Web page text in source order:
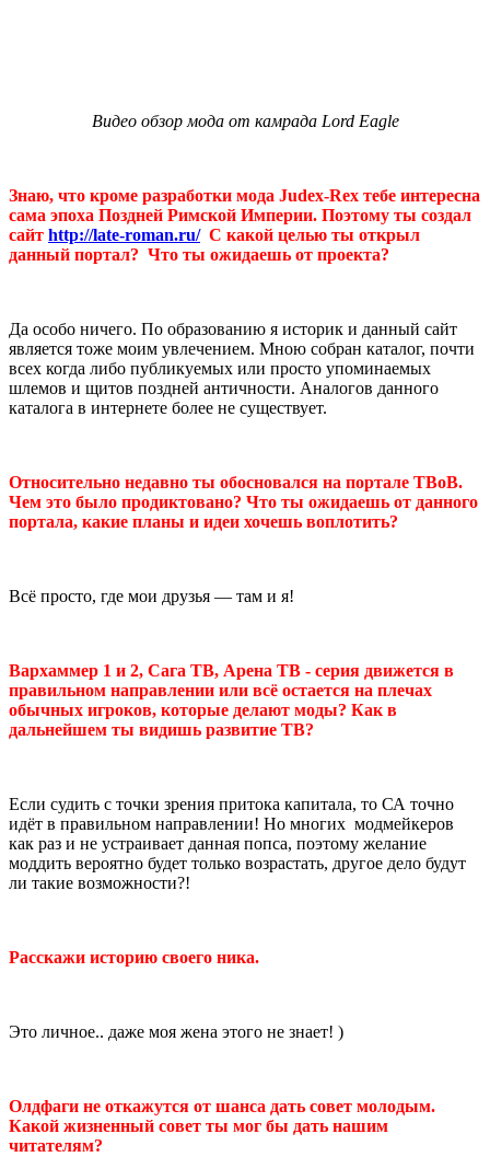
Видео обзор мода от камрада Lord Eagle
Знаю, что кроме разработки мода Judex-Rex тебе интересна
сама эпоха Поздней Римской Империи. Поэтому ты создал
сайт http://late-roman.ru/С какой целью ты открыл
данный портал? Что ты ожидаешь от проекта?
Да особо ничего. По образованию я историк и данный сайт
является тоже моим увлечением. Мною собран каталог, почти
всех когда либо публикуемых или просто упоминаемых
шлемов и щитов поздней античности. Аналогов данного
каталога в интернете более не существует.
Относительно недавно ты обосновался на портале ТВоВ.
Чем это было продиктовано? Что ты ожидаешь от данного
портала, какие планы и идеи хочешь воплотить?
Всё просто, где мои друзья — там и я!
Вархаммер 1 и 2, Сага ТВ, Арена ТВ - серия движется в
правильном направлении или всё остается на плечах
обычных игроков, которые делают моды? Как в
дальнейшем ты видишь развитие ТВ?
Если судить с точки зрения притока капитала, то СА точно
идёт в правильном направлении! Но многих модмейкеров
как раз и не устраивает данная попса, поэтому желание
моддить вероятно будет только возрастать, другое дело будут
ли такие возможности?!
Расскажи историю своего ника.
Это личное.. даже моя жена этого не знает! )
Олдфаги не откажутся от шанса дать совет молодым.
Какой жизненный совет ты мог бы дать нашим
читателям?